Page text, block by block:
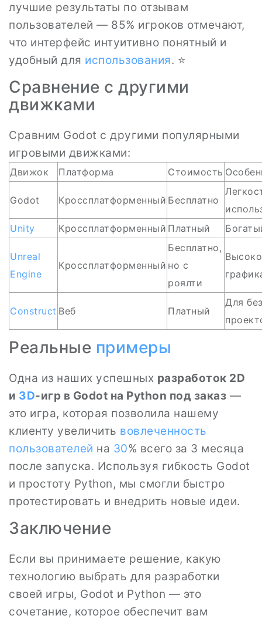
лучшие результаты по отзывам
пользователей — 85% игроков отмечают,
что интерфейс интуитивно понятный и
удобный для использования. ⭐
Сравнение с другими
движками
Сравним Godot с другими популярными
игровыми движками:
Движок Платформа Стоимость
Godot Кроссплатформенный Бесплатно
Unity
Кроссплатформенный Платный
Unreal
Engine
Кроссплатформенный
Бесплатно,
но с
роялти
Construct Веб Платный
Для
Реальные примеры
Одна из наших успешных разработок 2D
и 3D-игр в Godot на Python под заказ —
это игра, которая позволила нашему
клиенту увеличить вовлеченность
пользователей на 30% всего за 3 месяца
после запуска. Используя гибкость Godot
и простоту Python, мы смогли быстро
протестировать и внедрить новые идеи.
Заключение
Если вы принимаете решение, какую
технологию выбрать для разработки
своей игры, Godot и Python — это
сочетание, которое обеспечит вам